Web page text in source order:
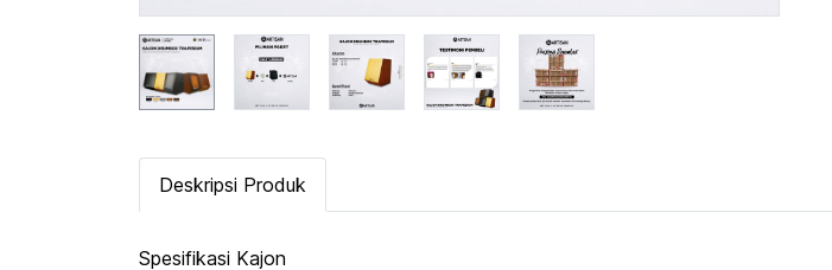
Deskripsi Produk
Spesifikasi Kajon